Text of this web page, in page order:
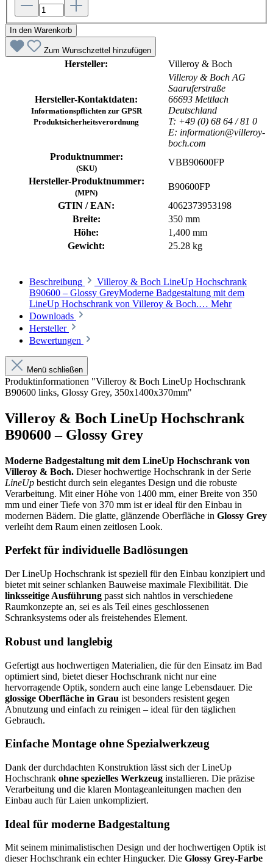
In den Warenkorb
Zum Wunschzettel hinzufügen
Hersteller: Villeroy & Boch
Hersteller-Kontaktdaten:
Informationspflichten zur GPSR
Produktsicherheitsverordnung
Villeroy & Boch AG
Saaruferstraße
66693 Mettlach
Deutschland
T: +49 (0) 68 64 / 81 0
E: information@villeroy-
boch.com
Produktnummer:
(SKU)
VBB90600FP
Hersteller-Produktnummer:
(MPN)
B90600FP
GTIN / EAN:
4062373953198
Breite:
350 mm
Höhe:
1,400 mm
Gewicht:
25.28 kg
Beschreibung
Villeroy & Boch LineUp Hochschrank
B90600 – Glossy GreyModerne Badgestaltung mit dem
LineUp Hochschrank von Villeroy & Boch.… Mehr
Downloads
Hersteller
Bewertungen
Menü schließen
Produktinformationen "Villeroy & Boch LineUp Hochschrank
B90600 links, Glossy Grey, 350x1400x370mm"
Villeroy & Boch LineUp Hochschrank
B90600 – Glossy Grey
Moderne Badgestaltung mit dem LineUp Hochschrank von
Villeroy & Boch. Dieser hochwertige Hochschrank in der Serie
LineUp besticht durch sein elegantes Design und die robuste
Verarbeitung. Mit einer Höhe von 1400 mm, einer Breite von 350
mm und einer Tiefe von 370 mm ist er ideal für den Einbau in
modernen Bädern. Die glatte, glänzende Oberfläche in Glossy Grey
verleiht dem Raum einen zeitlosen Look.
Perfekt für individuelle Badlösungen
Der LineUp Hochschrank ist speziell für den Einbau konzipiert und
bietet mit seiner schlanken Bauweise maximale Flexibilität. Die
linksseitige Ausführung passt sich nahtlos in verschiedene
Raumkonzepte an, sei es als Teil eines geschlossenen
Schranksystems oder als freistehendes Element.
Robust und langlebig
Gefertigt aus hochwertigen Materialien, die für den Einsatz im Bad
optimiert sind, bietet dieser Hochschrank nicht nur eine
hervorragende Optik, sondern auch eine lange Lebensdauer. Die
glossige Oberfläche in Grau ist besonders resistent gegen
Abnutzung und einfach zu reinigen – ideal für den täglichen
Gebrauch.
Einfache Montage ohne Spezialwerkzeug
Dank der durchdachten Konstruktion lässt sich der LineUp
Hochschrank ohne spezielles Werkzeug installieren. Die präzise
Verarbeitung und die klaren Montageanleitungen machen den
Einbau auch für Laien unkompliziert.
Ideal für moderne Badgestaltung
Mit seinem minimalistischen Design und der hochwertigen Optik ist
dieser Hochschrank ein echter Hingucker. Die Glossy Grey-Farbe